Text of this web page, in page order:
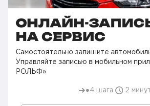
ОНЛАЙН-
НА СЕРВИС
Самостоятельно запишите
Управляйте записью в мобильном
РОЛЬФ»
4 шага 2